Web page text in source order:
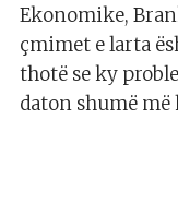
Ekonomike,
çmimet e larta
thotë se ky
daton shumë më